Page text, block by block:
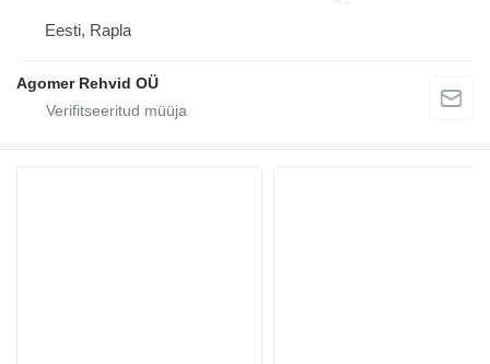
Eesti, Rapla
Agomer Rehvid OÜ